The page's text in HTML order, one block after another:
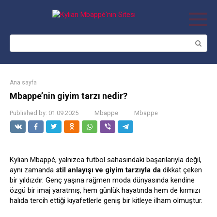
Search:
Ana sayfa
Mbappe’nin giyim tarzı nedir?
Published by: 01.09.2025 Mbappe Mbappe
Kylian Mbappé, yalnızca futbol sahasındaki başarılarıyla değil,
aynı zamanda stil anlayışı ve giyim tarzıyla da dikkat çeken
bir yıldızdır. Genç yaşına rağmen moda dünyasında kendine
özgü bir imaj yaratmış, hem günlük hayatında hem de kırmızı
halıda tercih ettiği kıyafetlerle geniş bir kitleye ilham olmuştur.